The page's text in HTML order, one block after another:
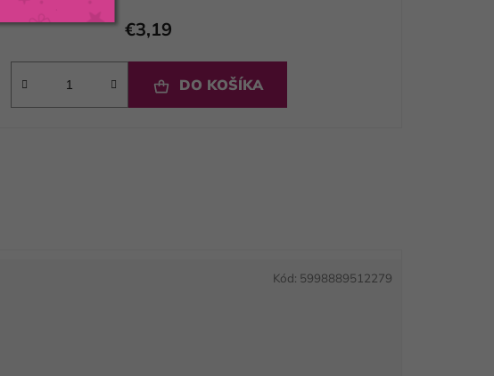
€3,19
DO KOŠÍKA
Kód: 5998889512279